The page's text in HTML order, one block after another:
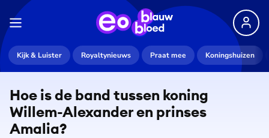
Kijk & Luister Royaltynieuws Praat mee Koningshuizen
De weergave van deze video vereist jouw
toestemming voor social media cookies.
Hoe is de band tussen koning
Willem-Alexander en prinses
Amalia?